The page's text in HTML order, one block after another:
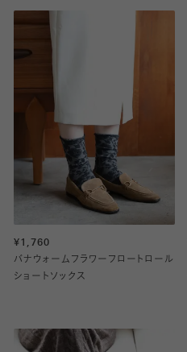
¥1,760
バナウォームフラワーフロートロール
ショートソックス